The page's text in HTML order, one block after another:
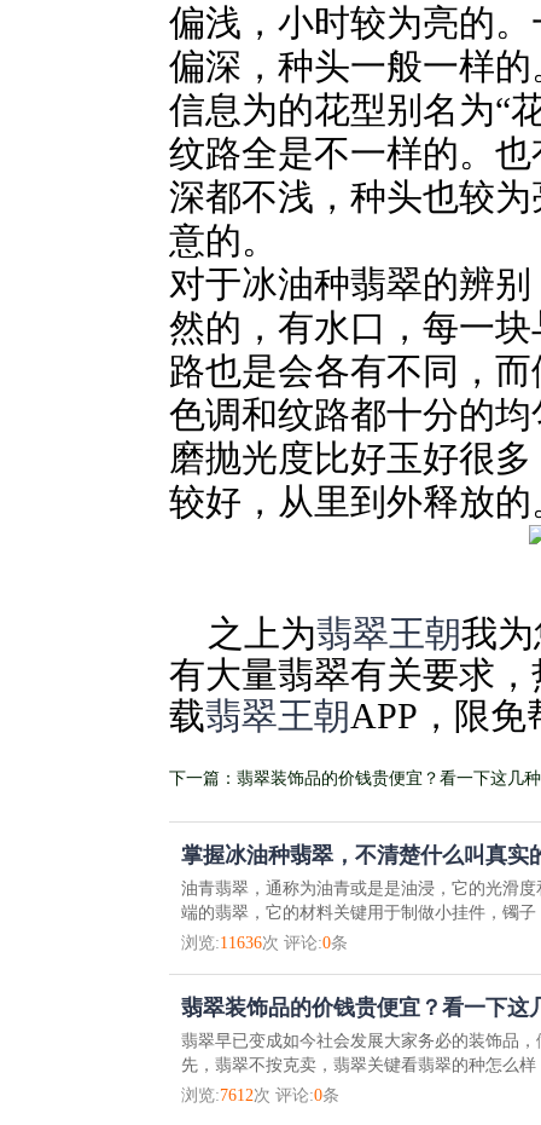
偏浅，小时较为亮的
偏深，种头一般一样
信息为的花型别名为“
纹路全是不一样的。
深都不浅，种头也较
意的。
对于冰油种翡翠的辨
然的，有水口，每一
路也是会各有不同，
色调和纹路都十分的
磨抛光度比好玉好很
较好，从里到外释放的
之上为翡翠王朝我
有大量翡翠有关要求
载翡翠王朝APP，限
下一篇：翡翠装饰品的价钱贵便宜？看一下这几
掌握冰油种翡翠，不清楚什么叫真实
油青翡翠，通称为油青或是是油浸，它的光滑
端的翡翠，它的材料关键用于制做小挂件，镯
浏览:11636次 评论:0条
翡翠装饰品的价钱贵便宜？看一下这
翡翠早已变成如今社会发展大家务必的装饰品
先，翡翠不按克卖，翡翠关键看翡翠的种怎么
浏览:7612次 评论:0条